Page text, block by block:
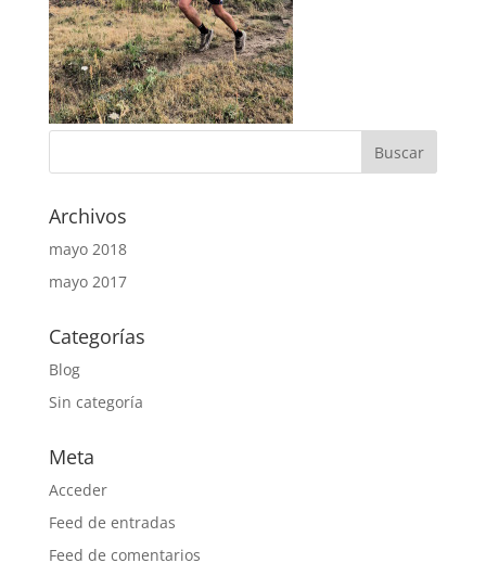
Archivos
mayo 2018
mayo 2017
Categorías
Blog
Sin categoría
Meta
Acceder
Feed de entradas
Feed de comentarios